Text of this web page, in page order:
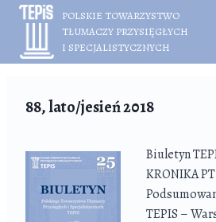
Przejdź
treści
POLSKIE TOWARZYSTWO
TŁUMACZY PRZYSIĘGŁYCH
I SPECJALISTYCZNYCH
88, lato/jesień 2018
Biuletyn
KRONIKA
TEPIS –